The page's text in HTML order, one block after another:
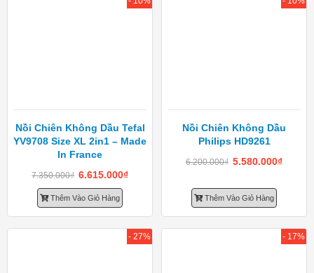
Nồi Chiên Không Dầu Tefal
YV9708 Size XL 2in1 – Made
In France
7.350.000₫ 6.615.000₫
Thêm Vào Giỏ Hàng
Nồi Chiên Không Dầu
Philips HD9261
6.200.000₫ 5.580.000₫
Thêm Vào Giỏ Hàng
- 27% - 17%